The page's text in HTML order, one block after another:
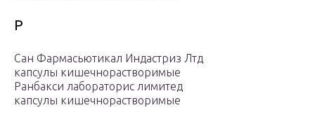
Р
Сан Фармасьютикал Индастриз Лтд
капсулы кишечнорастворимые
Ранбакси лабораторис лимитед
капсулы кишечнорастворимые